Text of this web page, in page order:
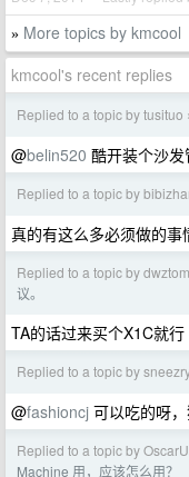
» More topics by kmcool
kmcool's recent replies
Replied to a topic by tusituo ›
@belin520 酷开装个沙
Replied to a topic by
真的有这么多必须做的事
Replied to a topic by dwztom
议。
TA的话过来买个X1C就
Replied to a topic by
@fashioncj 可以吃的呀
Replied to a topic by
Machine 用，应该怎么用？